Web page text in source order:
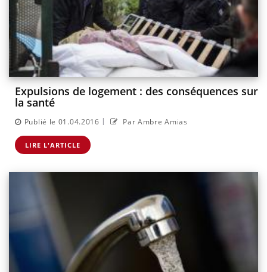
Expulsions de logement : des conséquences sur
la santé
Publié le 01.04.2016 | Par Ambre Amias
LIRE L'ARTICLE